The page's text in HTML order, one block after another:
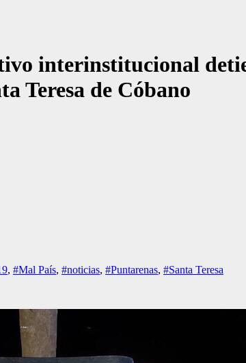
interinstitucional
Teresa de Cóbano
, #Mal País, #noticias, #Puntarenas, #Santa Teresa